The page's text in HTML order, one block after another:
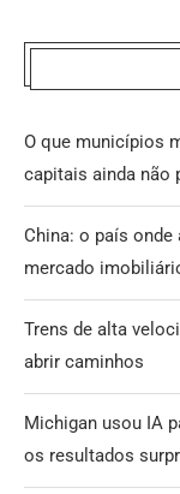
O que municípios
capitais ainda não
China: o país
mercado
Trens de alta
abrir caminhos
Michigan usou IA
os resultados